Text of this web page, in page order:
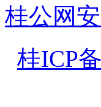
桂公网
桂ICP